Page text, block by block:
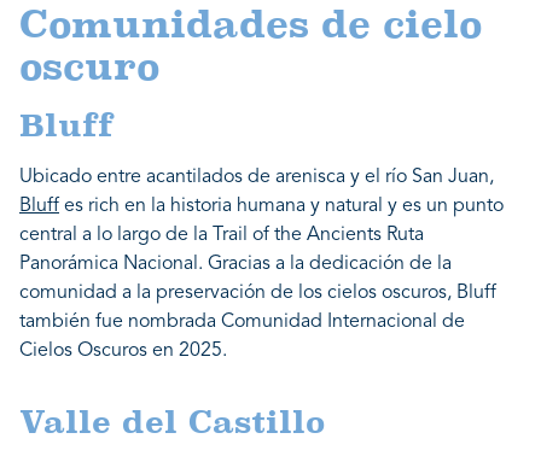
Comunidades de cielo
oscuro
Bluff
Ubicado entre acantilados de arenisca y el río San Juan,
Bluff es rich en la historia humana y natural y es un punto
central a lo largo de la Trail of the Ancients Ruta
Panorámica Nacional. Gracias a la dedicación de la
comunidad a la preservación de los cielos oscuros, Bluff
también fue nombrada Comunidad Internacional de
Cielos Oscuros en 2025.
Valle del Castillo